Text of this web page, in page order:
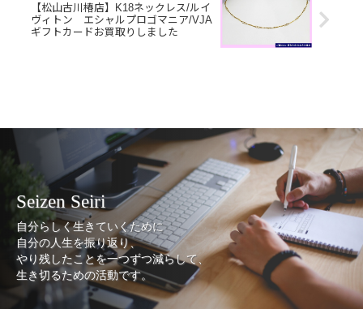
【松山古川椿店】K18ネックレス/ルイ
ヴィトン エシャルプロゴマニア/VJA
ギフトカードお買取りしました
Seizen Seiri
自分らしく生きていくために
自分の人生を振り返り、
やり残したことを一つずつ減らして、
生き切るための活動です。